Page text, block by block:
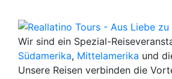
Wir sind ein Spezial-
Südamerika, Mittelamerika und
Unsere Reisen verbinden die